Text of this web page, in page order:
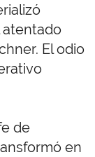
atentado
El odio
de
en